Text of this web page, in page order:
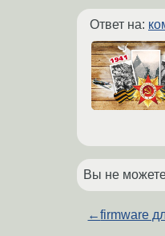
Ответ на:
Вы не
←firmware